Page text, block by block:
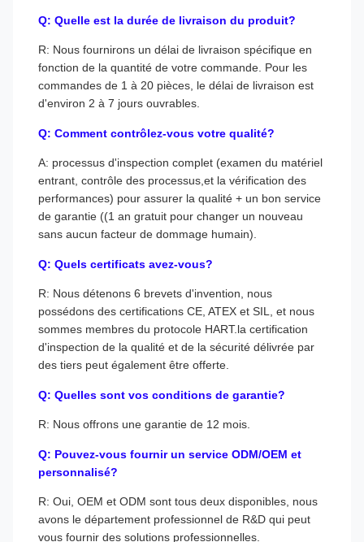
Q: Quelle est la durée de livraison du produit?
R: Nous fournirons un délai de livraison spécifique en
fonction de la quantité de votre commande. Pour les
commandes de 1 à 20 pièces, le délai de livraison est
d'environ 2 à 7 jours ouvrables.
Q: Comment contrôlez-vous votre qualité?
A: processus d'inspection complet (examen du matériel
entrant, contrôle des processus,et la vérification des
performances) pour assurer la qualité + un bon service
de garantie ((1 an gratuit pour changer un nouveau
sans aucun facteur de dommage humain).
Q: Quels certificats avez-vous?
R: Nous détenons 6 brevets d'invention, nous
possédons des certifications CE, ATEX et SIL, et nous
sommes membres du protocole HART.la certification
d'inspection de la qualité et de la sécurité délivrée par
des tiers peut également être offerte.
Q: Quelles sont vos conditions de garantie?
R: Nous offrons une garantie de 12 mois.
Q: Pouvez-vous fournir un service ODM/OEM et
personnalisé?
R: Oui, OEM et ODM sont tous deux disponibles, nous
avons le département professionnel de R&D qui peut
vous fournir des solutions professionnelles.